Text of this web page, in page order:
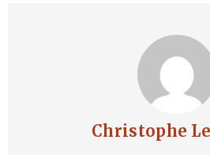
Christophe